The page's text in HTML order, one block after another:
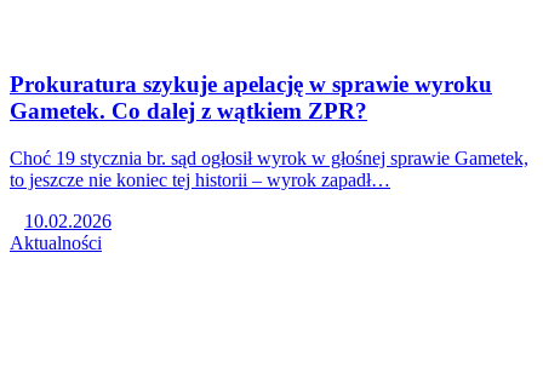
Prokuratura szykuje apelację w sprawie wyroku
Gametek. Co dalej z wątkiem ZPR?
Choć 19 stycznia br. sąd ogłosił wyrok w głośnej sprawie Gametek,
to jeszcze nie koniec tej historii – wyrok zapadł…
10.02.2026
Aktualności